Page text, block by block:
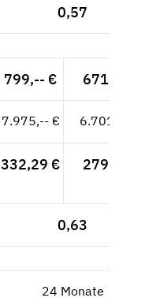
0,57
799,-- € 671,43 €
7.975,-- € 6.701,68 €
332,29 € 279,24 €
0,63
24 Monate